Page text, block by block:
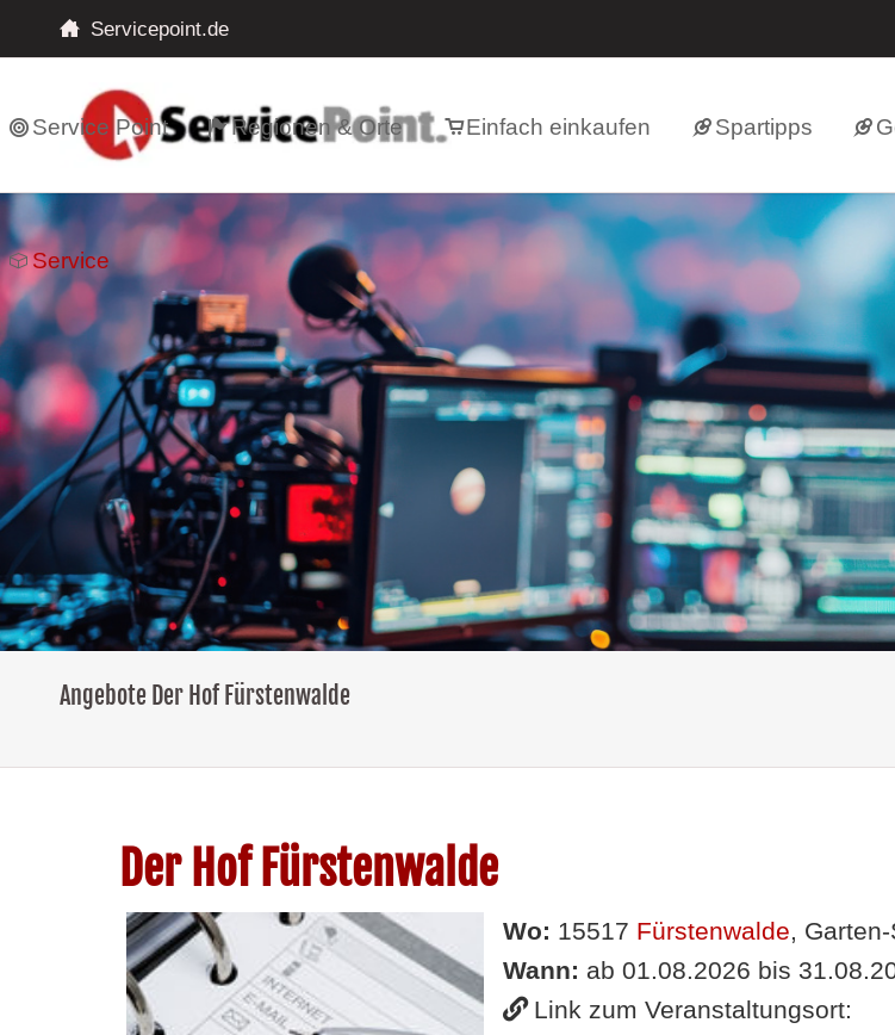
Servicepoint.de
Service Point Regionen & Orte Einfach einkaufen Spartipps
Service
Angebote Der Hof Fürstenwalde
Der Hof Fürstenwalde
Wo: 15517 Fürstenwalde,
Wann: ab 01.08.2026 bis
Link zum Veranstaltungsort: